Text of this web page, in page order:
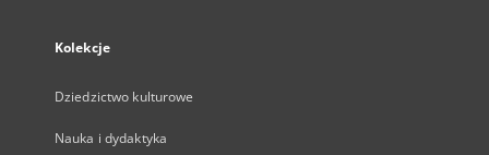
Kolekcje
Dziedzictwo kulturowe
Nauka i dydaktyka